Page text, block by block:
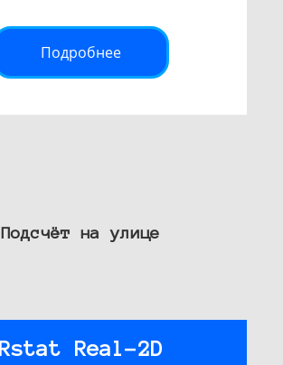
Подробнее
Подсчёт на улице
Rstat Real-2D